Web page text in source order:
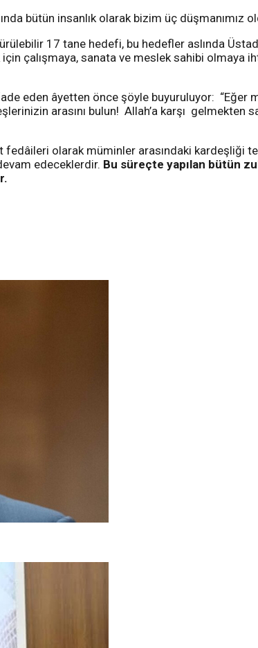
bütün insanlık olarak bizim üç düşmanımız
17 tane hedefi, bu hedefler aslında
çalışmaya, sanata ve meslek sahibi olmaya
eden âyetten önce şöyle buyuruluyor: “Eğer
arasını bulun! Allah’a karşı gelmekten
olarak müminler arasındaki kardeşliği
edeceklerdir. Bu süreçte yapılan bütün